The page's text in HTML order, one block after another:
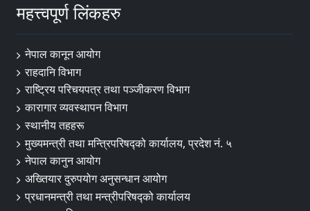
महत्त्वपूर्ण लिंकहरु
नेपाल कानून आयोग
राहदानि विभाग
राष्ट्रिय परिचयपत्र तथा पञ्जीकरण विभाग
कारागार व्यवस्थापन विभाग
स्थानीय तहहरू
मुख्यमन्त्री तथा मन्त्रिपरिषद्को कार्यालय, प्रदेश नं. ५
नेपाल कानुन आयोग
अख्तियार दुरुपयोग अनुसन्धान आयोग
प्रधानमन्त्री तथा मन्त्रीपरिषद्को कार्यालय